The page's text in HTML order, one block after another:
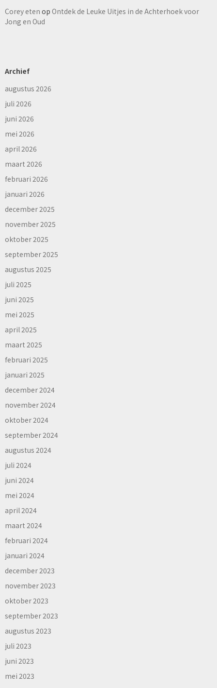
Corey eten op Ontdek de Leuke Uitjes in de Achterhoek voor
Jong en Oud
Archief
augustus 2026
juli 2026
juni 2026
mei 2026
april 2026
maart 2026
februari 2026
januari 2026
december 2025
november 2025
oktober 2025
september 2025
augustus 2025
juli 2025
juni 2025
mei 2025
april 2025
maart 2025
februari 2025
januari 2025
december 2024
november 2024
oktober 2024
september 2024
augustus 2024
juli 2024
juni 2024
mei 2024
april 2024
maart 2024
februari 2024
januari 2024
december 2023
november 2023
oktober 2023
september 2023
augustus 2023
juli 2023
juni 2023
mei 2023